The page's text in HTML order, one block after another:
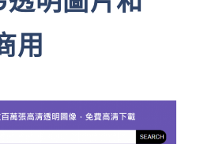
用